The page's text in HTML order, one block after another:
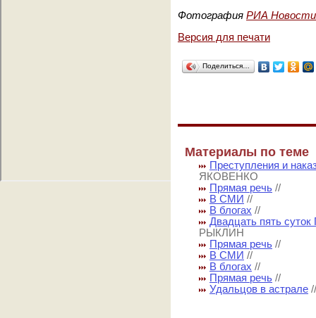
Фотография РИА Новости
Версия для печати
Поделиться…
Материалы по теме
Преступления и
ЯКОВЕНКО
Прямая речь //
В СМИ //
В блогах //
Двадцать пять
РЫКЛИН
Прямая речь //
В СМИ //
В блогах //
Прямая речь //
Удальцов в астрале